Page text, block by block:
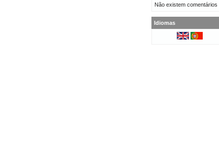
Não existem comentários
Idiomas